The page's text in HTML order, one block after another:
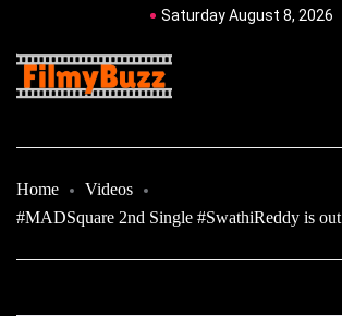
Saturday August 8, 2026
Home
Videos
#MADSquare 2nd Single #SwathiReddy is out